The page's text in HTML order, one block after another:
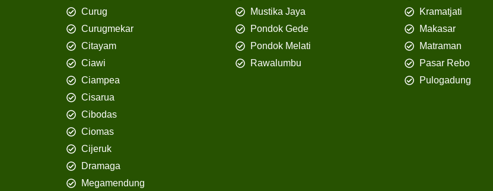
Curug
Curugmekar
Citayam
Ciawi
Ciampea
Cisarua
Cibodas
Ciomas
Cijeruk
Dramaga
Megamendung
Mustika Jaya
Pondok Gede
Pondok Melati
Rawalumbu
Kramatjati
Makasar
Matraman
Pasar Rebo
Pulogadung